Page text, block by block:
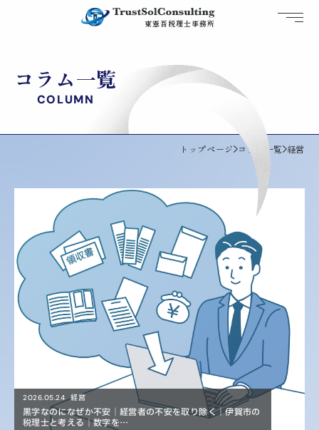
東憲吾税理士事務所
トラストソルコンサルティング
コラム一覧
COLUMN
トップページ コラム一覧 経営
2026.05.24 経営
黒字なのになぜか不安｜経営者の不安を取り除く｜伊賀市の
税理士と考える｜数字を…